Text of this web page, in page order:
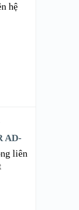
hệ
AD-
liên